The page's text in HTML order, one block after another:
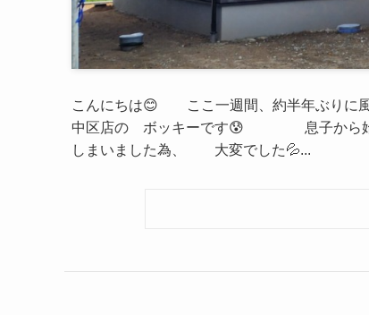
こんにちは😊 ここ一週間、約半年ぶりに風
中区店の ボッキーです😰 息子から始ま
しまいました為、 大変でした💦...